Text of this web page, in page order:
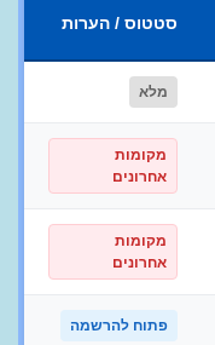
סטטוס / הערות
מלא
מקומות
אחרונים
מקומות
אחרונים
פתוח להרשמה